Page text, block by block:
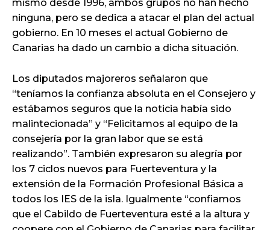
mismo desde 1996, ambos grupos no han hecho
ninguna, pero se dedica a atacar el plan del actual
gobierno. En 10 meses el actual Gobierno de
Canarias ha dado un cambio a dicha situación.
Los diputados majoreros señalaron que
“teníamos la confianza absoluta en el Consejero y
estábamos seguros que la noticia había sido
malintecionada” y “Felicitamos al equipo de la
consejería por la gran labor que se está
realizando”. También expresaron su alegría por
los 7 ciclos nuevos para Fuerteventura y la
extensión de la Formación Profesional Básica a
todos los IES de la isla. Igualmente “confiamos
que el Cabildo de Fuerteventura esté a la altura y